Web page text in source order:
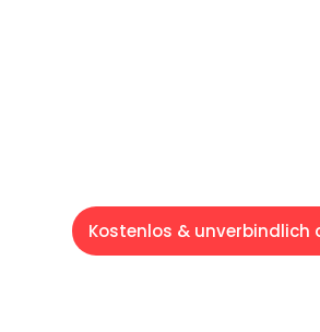
Kostenlos & unverbindlich